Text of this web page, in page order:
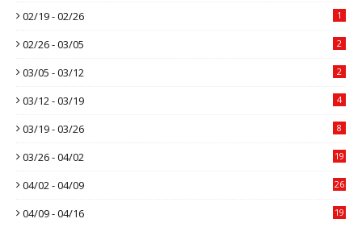
02/19 - 02/26 1
02/26 - 03/05 2
03/05 - 03/12 2
03/12 - 03/19 4
03/19 - 03/26 8
03/26 - 04/02 19
04/02 - 04/09 26
04/09 - 04/16 19